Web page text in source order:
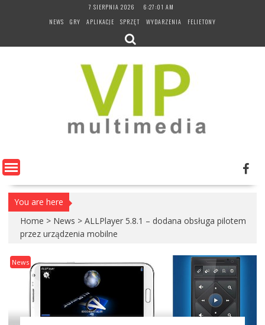
7 SIERPNIA 2026
6:27:02 AM
NEWS
GRY APLIKACJE SPRZĘT WYDARZENIA FELIETONY
You are here
Home > News > ALLPlayer 5.8.1 – dodana obsługa pilotem
przez urządzenia mobilne
News